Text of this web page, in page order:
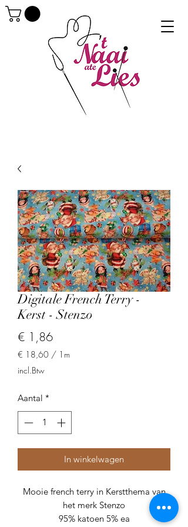
Digitale French Terry -
Kerst - Stenzo
€ 1,86Prijs
€ 18,60 / 1m
€ 18,60
per
Meter
incl.Btw
Aantal *
In winkelwagen
Mooie french terry in Kerstthema van
het merk Stenzo
95% katoen 5% ea